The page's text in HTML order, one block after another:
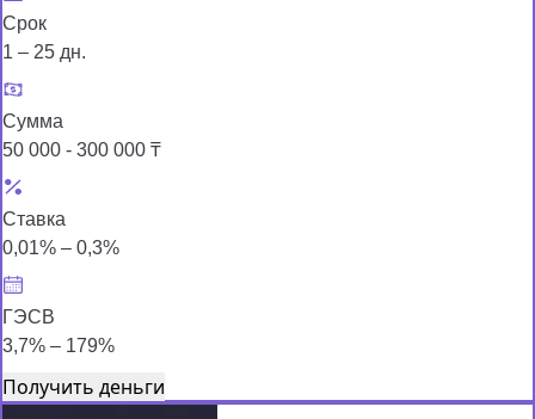
Срок
1 – 25 дн.
Сумма
50 000 - 300 000 ₸
Ставка
0,01% – 0,3%
ГЭСВ
3,7% – 179%
Получить деньги